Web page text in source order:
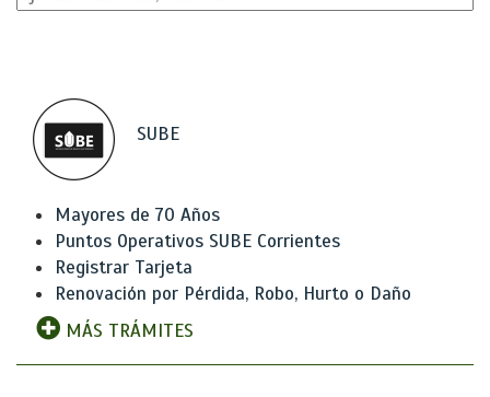
SUBE
Mayores de 70 Años
Puntos Operativos SUBE Corrientes
Registrar Tarjeta
Renovación por Pérdida, Robo, Hurto o Daño
MÁS TRÁMITES